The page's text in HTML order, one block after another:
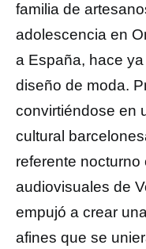
familia de
adolescencia en
a España, hace
diseño de moda.
convirtiéndose en
cultural
referente
audiovisuales de
empujó a crear
afines que se